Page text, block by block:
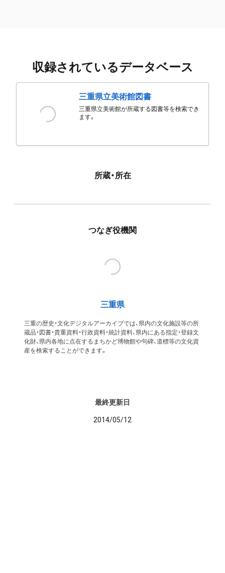
収録されているデータベース
三重県立美術館図書
三重県立美術館が所蔵する図書等を検索でき
ます。
所蔵・所在
つなぎ役機関
三重県
三重の歴史・文化デジタルアーカイブでは、県内の文化施設等の所
蔵品・図書・貴重資料・行政資料・統計資料、県内にある指定・登録文
化財、県内各地に点在するまちかど博物館や句碑、道標等の文化資
産を検索することができます。
最終更新日
2014/05/12